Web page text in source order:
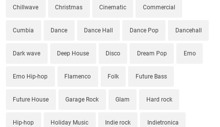
Chillwave Christmas Cinematic Commercial
Cumbia Dance Dance Hall Dance Pop Dancehall
Dark wave Deep House Disco Dream Pop Emo
Emo Hip-hop Flamenco Folk Future Bass
Future House Garage Rock Glam Hard rock
Hip-hop Holiday Music Indie rock Indietronica